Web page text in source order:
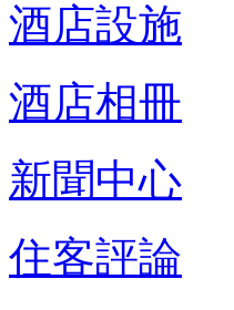
酒店設施
酒店相冊
新聞中心
住客評論